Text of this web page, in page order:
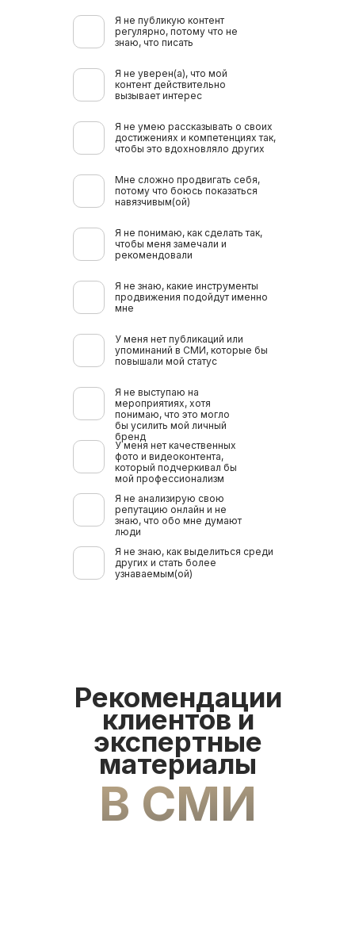
Я не публикую контент
регулярно, потому что не
знаю, что писать
Я не уверен(а), что мой
контент действительно
вызывает интерес
Я не умею рассказывать о своих
достижениях и компетенциях так,
чтобы это вдохновляло других
Мне сложно продвигать себя,
потому что боюсь показаться
навязчивым(ой)
Я не понимаю, как сделать так,
чтобы меня замечали и
рекомендовали
Я не знаю, какие инструменты
продвижения подойдут именно
мне
У меня нет публикаций или
упоминаний в СМИ, которые бы
повышали мой статус
Я не выступаю на
мероприятиях, хотя
понимаю, что это могло
бы усилить мой личный
бренд
У меня нет качественных
фото и видеоконтента,
который подчеркивал бы
мой профессионализм
Я не анализирую свою
репутацию онлайн и не
знаю, что обо мне думают
люди
Я не знаю, как выделиться среди
других и стать более
узнаваемым(ой)
Рекомендации
клиентов и
экспертные
материалы
В СМИ